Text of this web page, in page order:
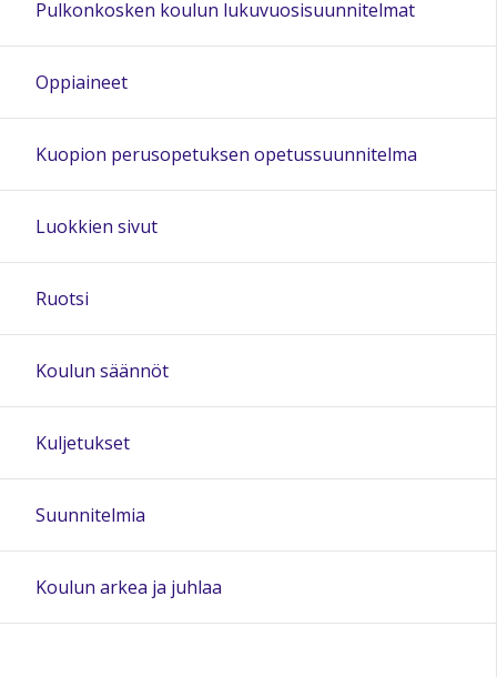
20:00
21:00
Pulkonkosken koulun lukuvuosisuunnitelmat
Oppiaineet
Kuopion perusopetuksen opetussuunnitelma
Luokkien sivut
Ruotsi
Koulun säännöt
Kuljetukset
Suunnitelmia
Koulun arkea ja juhlaa